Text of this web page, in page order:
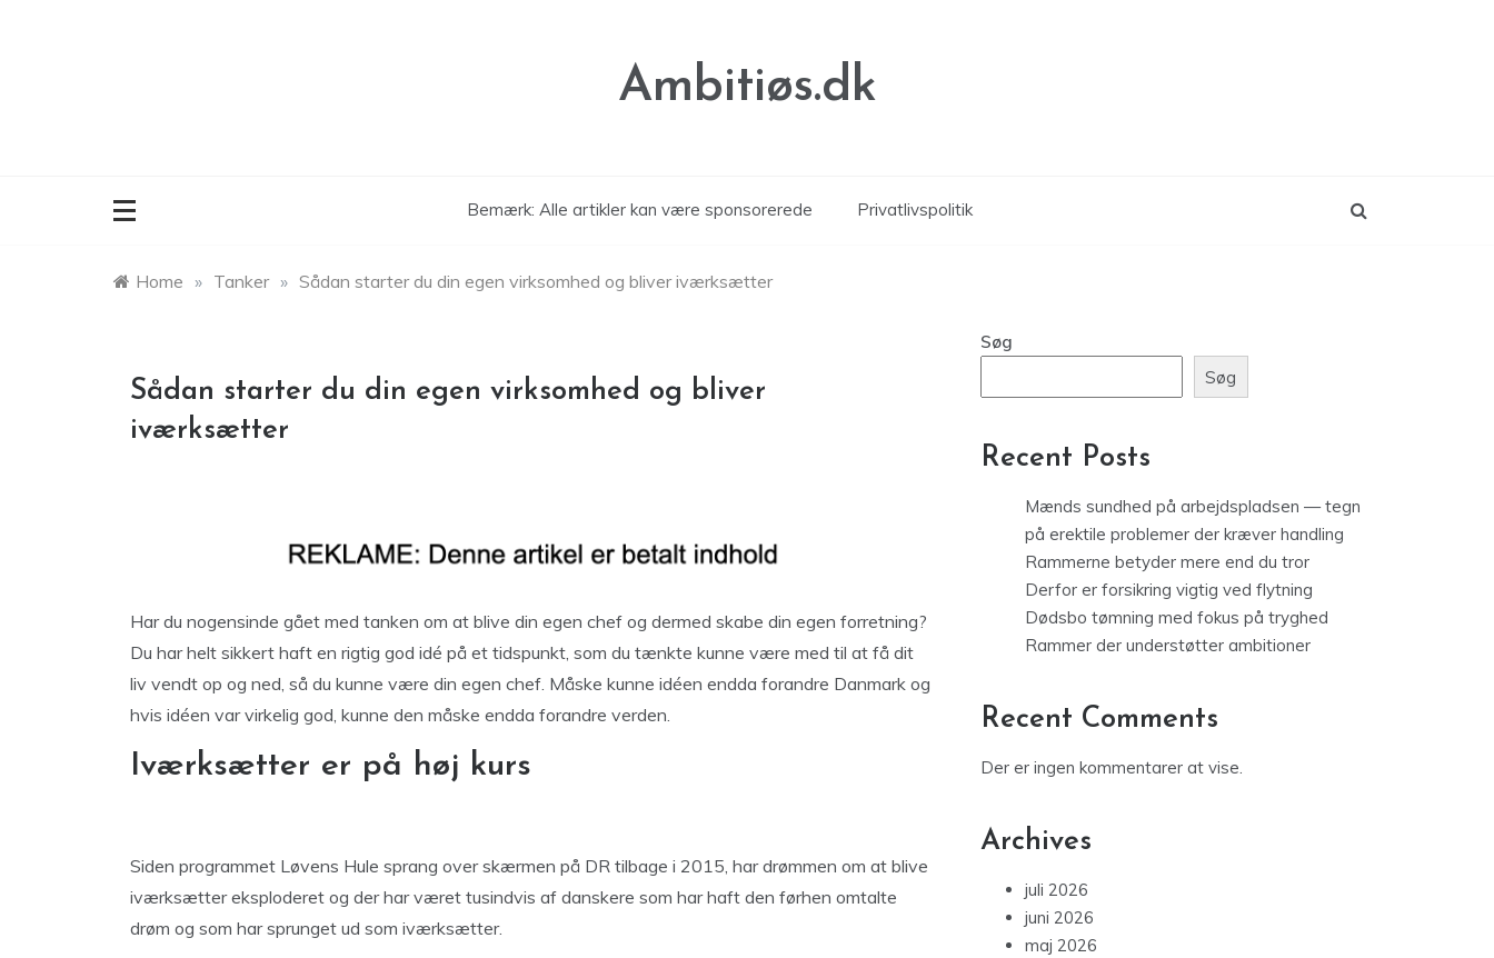
Ambitiøs.dk
Bemærk: Alle artikler kan være sponsorerede Privatlivspolitik
Home » Tanker » Sådan starter du din egen virksomhed og bliver iværksætter
Sådan starter du din egen virksomhed og bliver
iværksætter
Har du nogensinde gået med tanken om at blive din egen chef og dermed skabe din egen forretning?
Du har helt sikkert haft en rigtig god idé på et tidspunkt, som du tænkte kunne være med til at få dit
liv vendt op og ned, så du kunne være din egen chef. Måske kunne idéen endda forandre Danmark og
hvis idéen var virkelig god, kunne den måske endda forandre verden.
Iværksætter er på høj kurs
Siden programmet Løvens Hule sprang over skærmen på DR tilbage i 2015, har drømmen om at blive
iværksætter eksploderet og der har været tusindvis af danskere som har haft den førhen omtalte
drøm og som har sprunget ud som iværksætter.
Søg
Søg
Recent Posts
Mænds sundhed på arbejdspladsen — tegn
på erektile problemer der kræver handling
Rammerne betyder mere end du tror
Derfor er forsikring vigtig ved flytning
Dødsbo tømning med fokus på tryghed
Rammer der understøtter ambitioner
Recent Comments
Der er ingen kommentarer at vise.
Archives
juli 2026
juni 2026
maj 2026